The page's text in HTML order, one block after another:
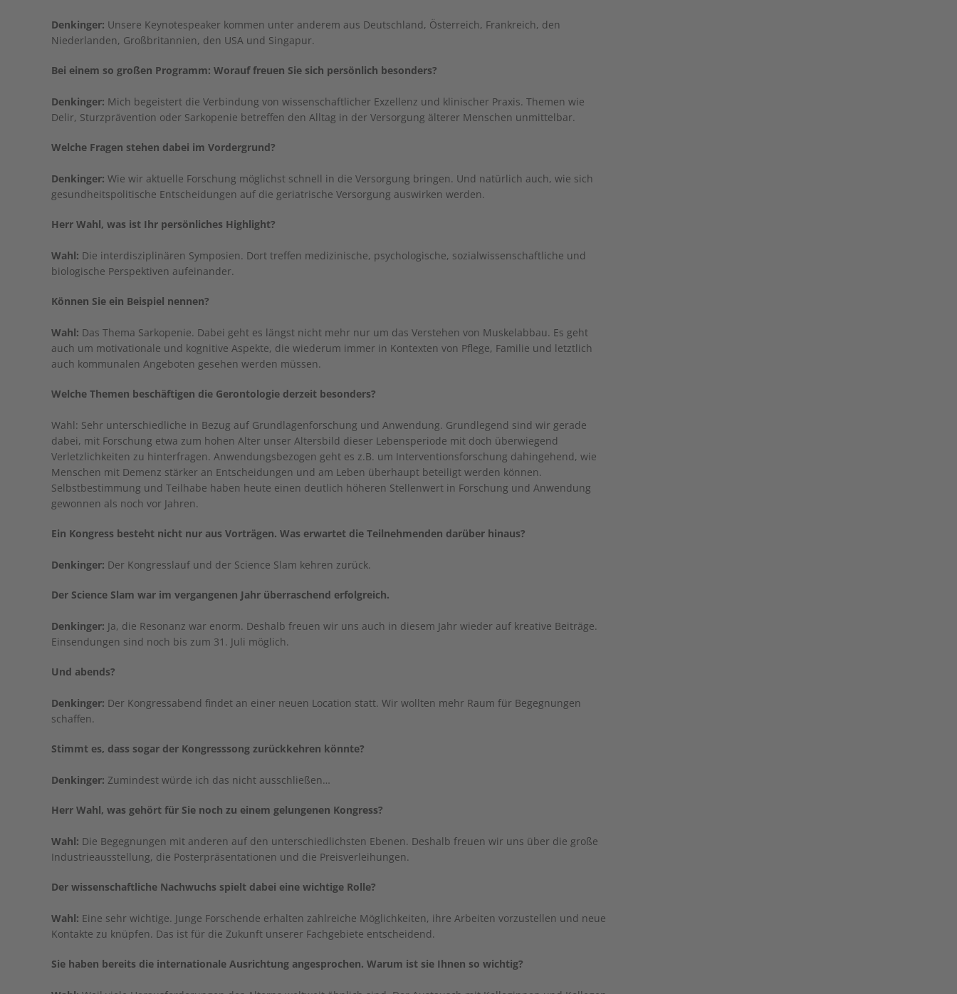
Denkinger: Unsere Keynotespeaker kommen unter anderem aus Deutschland, Österreich, Frankreich, den
Niederlanden, Großbritannien, den USA und Singapur.
Bei einem so großen Programm: Worauf freuen Sie sich persönlich besonders?
Denkinger: Mich begeistert die Verbindung von wissenschaftlicher Exzellenz und klinischer Praxis. Themen wie
Delir, Sturzprävention oder Sarkopenie betreffen den Alltag in der Versorgung älterer Menschen unmittelbar.
Welche Fragen stehen dabei im Vordergrund?
Denkinger: Wie wir aktuelle Forschung möglichst schnell in die Versorgung bringen. Und natürlich auch, wie sich
gesundheitspolitische Entscheidungen auf die geriatrische Versorgung auswirken werden.
Herr Wahl, was ist Ihr persönliches Highlight?
Wahl: Die interdisziplinären Symposien. Dort treffen medizinische, psychologische, sozialwissenschaftliche und
biologische Perspektiven aufeinander.
Können Sie ein Beispiel nennen?
Wahl: Das Thema Sarkopenie. Dabei geht es längst nicht mehr nur um das Verstehen von Muskelabbau. Es geht
auch um motivationale und kognitive Aspekte, die wiederum immer in Kontexten von Pflege, Familie und letztlich
auch kommunalen Angeboten gesehen werden müssen.
Welche Themen beschäftigen die Gerontologie derzeit besonders?
Wahl: Sehr unterschiedliche in Bezug auf Grundlagenforschung und Anwendung. Grundlegend sind wir gerade
dabei, mit Forschung etwa zum hohen Alter unser Altersbild dieser Lebensperiode mit doch überwiegend
Verletzlichkeiten zu hinterfragen. Anwendungsbezogen geht es z.B. um Interventionsforschung dahingehend, wie
Menschen mit Demenz stärker an Entscheidungen und am Leben überhaupt beteiligt werden können.
Selbstbestimmung und Teilhabe haben heute einen deutlich höheren Stellenwert in Forschung und Anwendung
gewonnen als noch vor Jahren.
Ein Kongress besteht nicht nur aus Vorträgen. Was erwartet die Teilnehmenden darüber hinaus?
Denkinger: Der Kongresslauf und der Science Slam kehren zurück.
Der Science Slam war im vergangenen Jahr überraschend erfolgreich.
Denkinger: Ja, die Resonanz war enorm. Deshalb freuen wir uns auch in diesem Jahr wieder auf kreative Beiträge.
Einsendungen sind noch bis zum 31. Juli möglich.
Und abends?
Denkinger: Der Kongressabend findet an einer neuen Location statt. Wir wollten mehr Raum für Begegnungen
schaffen.
Stimmt es, dass sogar der Kongresssong zurückkehren könnte?
Denkinger: Zumindest würde ich das nicht ausschließen…
Herr Wahl, was gehört für Sie noch zu einem gelungenen Kongress?
Wahl: Die Begegnungen mit anderen auf den unterschiedlichsten Ebenen. Deshalb freuen wir uns über die große
Industrieausstellung, die Posterpräsentationen und die Preisverleihungen.
Der wissenschaftliche Nachwuchs spielt dabei eine wichtige Rolle?
Wahl: Eine sehr wichtige. Junge Forschende erhalten zahlreiche Möglichkeiten, ihre Arbeiten vorzustellen und neue
Kontakte zu knüpfen. Das ist für die Zukunft unserer Fachgebiete entscheidend.
Sie haben bereits die internationale Ausrichtung angesprochen. Warum ist sie Ihnen so wichtig?